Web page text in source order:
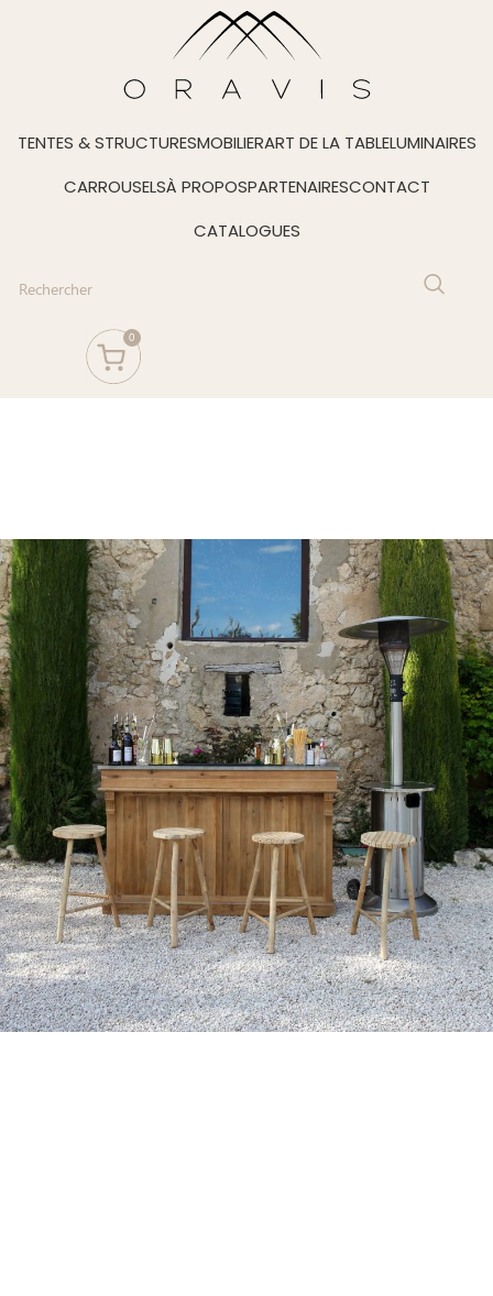
TENTES & STRUCTURESMOBILIERART DE LA TABLELUMINAIRES
CARROUSELSÀ PROPOSPARTENAIRESCONTACT
CATALOGUES
0